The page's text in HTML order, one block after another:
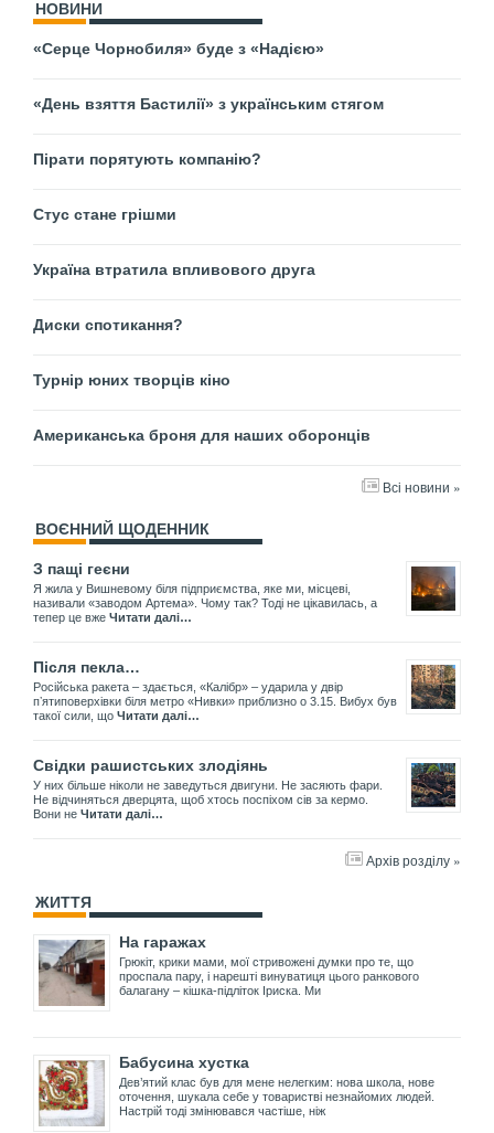
НОВИНИ
«Серце Чорнобиля» буде з «Надією»
«День взяття Бастилії» з українським стягом
Пірати порятують компанію?
Стус стане грішми
Україна втратила впливового друга
Диски спотикання?
Турнір юних творців кіно
Американська броня для наших оборонців
Всі новини »
ВОЄННИЙ ЩОДЕННИК
З пащі геєни
Я жила у Вишневому біля підприємства, яке ми, місцеві,
називали «заводом Артема». Чому так? Тоді не цікавилась, а
тепер це вже Читати далі…
Після пекла…
Російська ракета – здається, «Калібр» – ударила у двір
пʼятиповерхівки біля метро «Нивки» приблизно о 3.15. Вибух був
такої сили, що Читати далі…
Свідки рашистських злодіянь
У них більше ніколи не заведуться двигуни. Не засяють фари.
Не відчиняться дверцята, щоб хтось поспіхом сів за кермо.
Вони не Читати далі…
Архів розділу »
ЖИТТЯ
На гаражах
Грюкіт, крики мами, мої стривожені думки про те, що
проспала пару, і нарешті винуватиця цього ранкового
балагану – кішка-підліток Іриска. Ми
Бабусина хустка
Дев’ятий клас був для мене нелегким: нова школа, нове
оточення, шукала себе у товаристві незнайомих людей.
Настрій тоді змінювався частіше, ніж